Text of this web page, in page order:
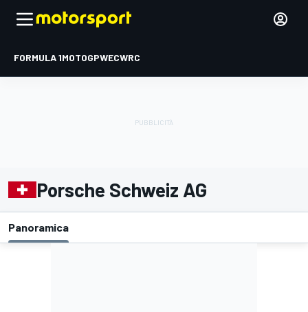
FORMULA 1MOTOGPWECWRC
Porsche Schweiz AG
Panoramica